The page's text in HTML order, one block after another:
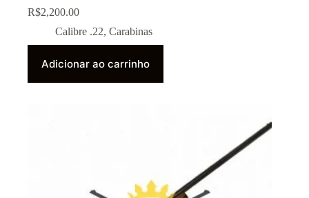
R$2,200.00
Calibre .22, Carabinas
Adicionar ao carrinho